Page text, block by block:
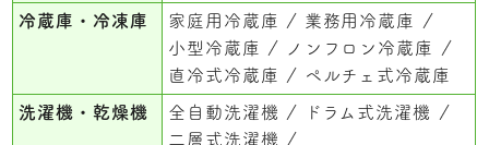
冷蔵庫・冷凍庫 家庭用冷蔵庫
業務用冷蔵庫
小型冷蔵庫
ノンフロン冷蔵庫
直冷式冷蔵庫
ペルチェ式冷蔵庫
洗濯機・乾燥機 全自動洗濯機
ドラム式洗濯機
二層式洗濯機